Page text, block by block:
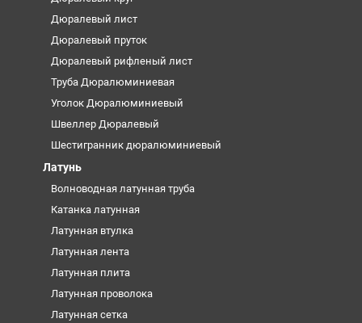
Дюралевый лист
Дюралевый пруток
Дюралевый рифленый лист
Труба Дюралюминиевая
Уголок Дюралюминиевый
Швеллер Дюралевый
Шестигранник дюралюминиевый
Латунь
Волноводная латунная труба
Катанка латунная
Латунная втулка
Латунная лента
Латунная плита
Латунная проволока
Латунная сетка